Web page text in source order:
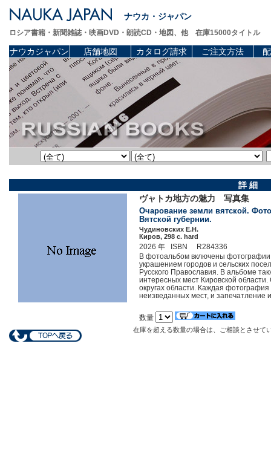
ナウカ・ジャパン
ロシア書籍・新聞雑誌・映画DVD・朗読CD・地図、他 在庫15000タイトル
ナウカジャパン 店舗地図 カタログ請求 ご注文方法
詳 細
ヴャトカ地方の魅力 写真集
Очарование земли вятской.
Вятской губернии.
Чудиновских Е.Н.
Киров, 298 c. hard
2026 年 ISBN R284336
В фотоальбом включены фотографии
украшением городов и сельских
Русского Православия. В альбоме
интересных мест Кировской
округах области. Каждая
неизведанных мест, и запечатление
数量
在庫を超える数量の場合は、ご相談とさせて